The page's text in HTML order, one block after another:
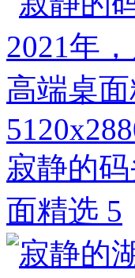
寂静的
面精选 5